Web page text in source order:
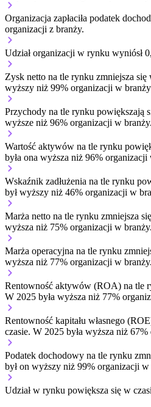
Organizacja zapłaciła podatek
organizacji z branży.
Udział organizacji w rynku wyniósł
Zysk netto na tle rynku zmniejsza się
wyższy niż 99% organizacji w
Przychody na tle rynku powiększają
wyższe niż 96% organizacji w branży.
Wartość aktywów na tle rynku
była ona wyższa niż 96% organizacji
Wskaźnik zadłużenia na tle rynku
był wyższy niż 46% organizacji w
Marża netto na tle rynku zmniejsza
wyższa niż 75% organizacji w branży.
Marża operacyjna na tle rynku
wyższa niż 77% organizacji w branży.
Rentowność aktywów (ROA) na tle
W 2025 była wyższa niż 77%
Rentowność kapitału własnego
czasie. W 2025 była wyższa niż
Podatek dochodowy na tle rynku
był on wyższy niż 99% organizacji w
Udział w rynku powiększa się w